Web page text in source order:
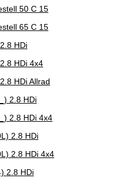
50 C 15
65 C 15
HDi
HDi 4x4
HDi Allrad
2.8 HDi
2.8 HDi 4x4
2.8 HDi
2.8 HDi 4x4
2.8 HDi